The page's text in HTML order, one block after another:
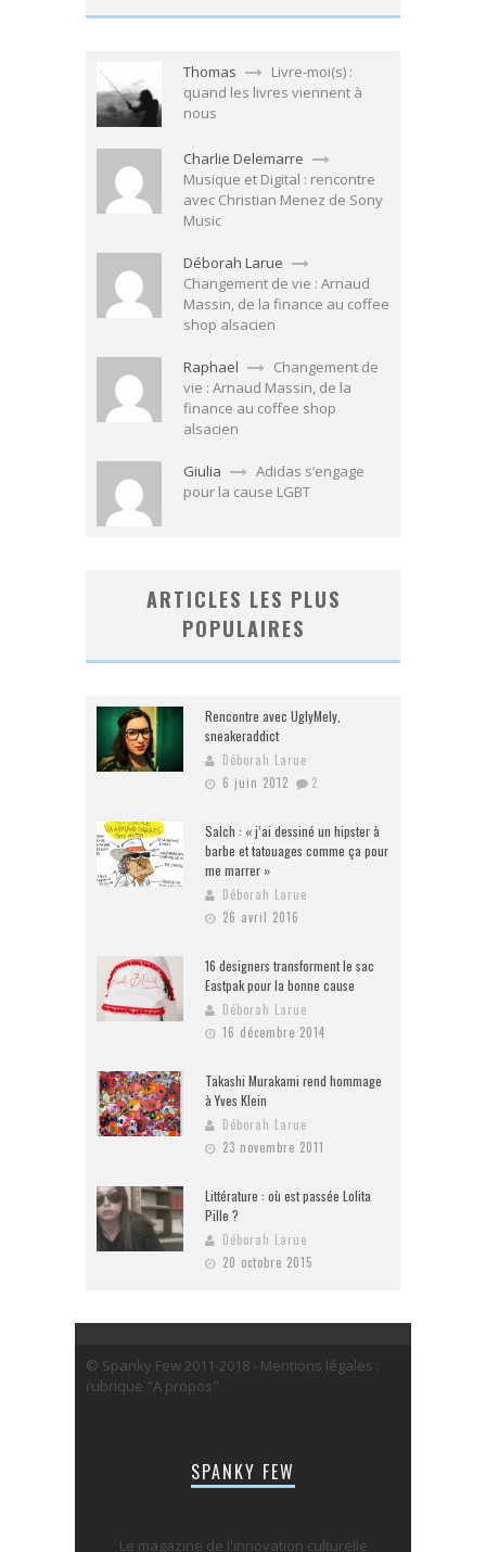
Thomas
Livre-moi(s) :
quand les livres viennent à
nous
Charlie Delemarre
Musique et Digital : rencontre
avec Christian Menez de Sony
Music
Déborah Larue
Changement de vie : Arnaud
Massin, de la finance au coffee
shop alsacien
Raphael
Changement de
vie : Arnaud Massin, de la
finance au coffee shop
alsacien
Giulia
Adidas s’engage
pour la cause LGBT
ARTICLES LES PLUS
POPULAIRES
Rencontre avec UglyMely,
sneakeraddict
Déborah Larue
6 juin 2012
2
Salch : « j’ai dessiné un hipster à
barbe et tatouages comme ça pour
me marrer »
Déborah Larue
26 avril 2016
16 designers transforment le sac
Eastpak pour la bonne cause
Déborah Larue
16 décembre 2014
Takashi Murakami rend hommage
à Yves Klein
Déborah Larue
23 novembre 2011
Littérature : où est passée Lolita
Pille ?
Déborah Larue
20 octobre 2015
© Spanky Few 2011-2018 - Mentions légales :
rubrique "A propos"
SPANKY FEW
Le magazine de l'innovation culturelle